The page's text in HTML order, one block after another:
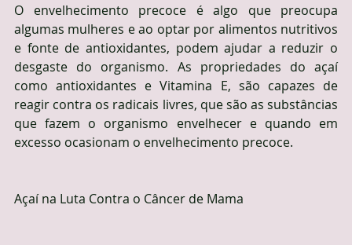
O envelhecimento precoce é algo que preocupa
algumas mulheres e ao optar por alimentos nutritivos
e fonte de antioxidantes, podem ajudar a reduzir o
desgaste do organismo. As propriedades do açaí
como antioxidantes e Vitamina E, são capazes de
reagir contra os radicais livres, que são as substâncias
que fazem o organismo envelhecer e quando em
excesso ocasionam o envelhecimento precoce.
Açaí na Luta Contra o Câncer de Mama